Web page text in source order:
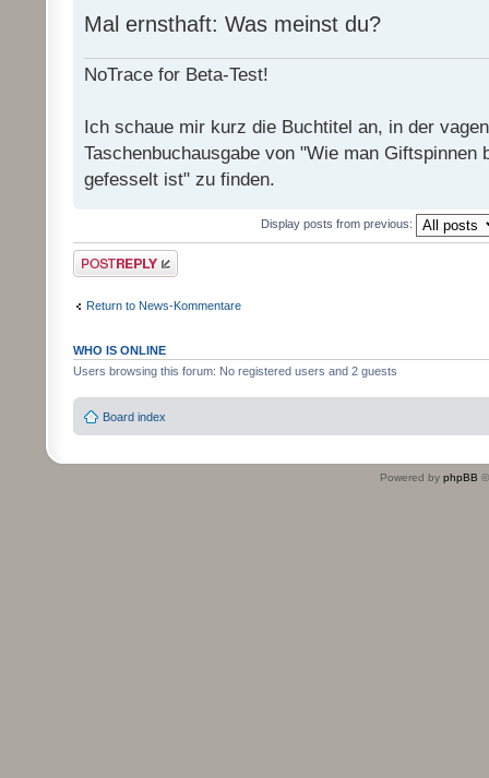
Mal ernsthaft: Was meinst du?
NoTrace for Beta-Test!
Ich schaue mir kurz die Buchtitel an, in der
Taschenbuchausgabe von "Wie man Giftspinnen
gefesselt ist" zu finden.
Display posts from previous:
Post a reply
Return to News-Kommentare
WHO IS ONLINE
Users browsing this forum: No registered users and 2 guests
Board index
Powered by phpBB